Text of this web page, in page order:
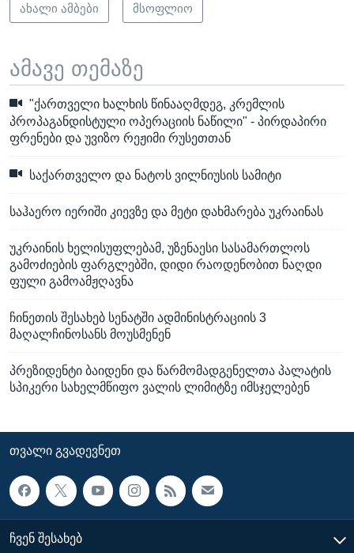
ახალი ამბები მსოფლიო
ამავე თემაზე
"ქართველი ხალხის წინააღმდეგ, კრემლის
პროპაგანდისტული ოპერაციის ნაწილი" - პირდაპირი
ფრენები და უვიზო რეჟიმი რუსეთთან
საქართველო და ნატოს ვილნიუსის სამიტი
საჰაერო იერიში კიევზე და მეტი დახმარება უკრაინას
უკრაინის ხელისუფლებამ, უზენაესი სასამართლოს
გამოძიების ფარგლებში, დიდი რაოდენობით ნაღდი
ფული გამოამჟღავნა
ჩინეთის შესახებ სენატში ადმინისტრაციის 3
მაღალჩინოსანს მოუსმენენ
პრეზიდენტი ბაიდენი და წარმომადგენელთა პალატის
სპიკერი სახელმწიფო ვალის ლიმიტზე იმსჯელებენ
ᲗᲕᲐᲚᲘ ᲒᲕᲐᲓᲔᲕᲜᲔᲗ
ᲩᲕᲔᲜ ᲨᲔᲡᲐᲮᲔᲑ